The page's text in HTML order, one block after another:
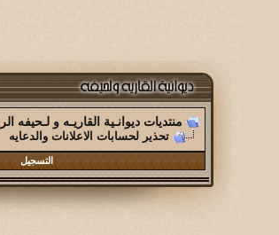
منتديات ديوانـية القاريـه و لـحيفه
تحذير لحسابات الاعلانات والدعايه
التسجيل